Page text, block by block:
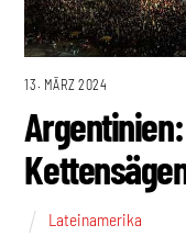
13. MÄRZ 2024
Lateinamerika